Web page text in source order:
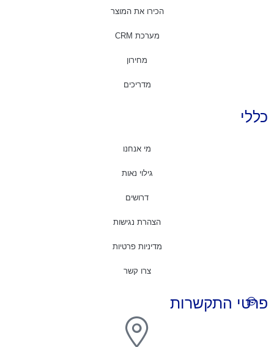
הכירו את המוצר
מערכת CRM
מחירון
מדריכים
כללי
מי אנחנו
גילוי נאות
דרושים
הצהרת נגישות
מדיניות פרטיות
צרו קשר
פרטי התקשרות